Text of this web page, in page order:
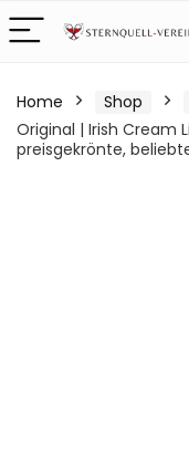
Home Shop
Original | Irish Cream
preisgekrönte,